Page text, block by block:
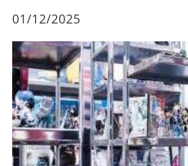
01/12/2025